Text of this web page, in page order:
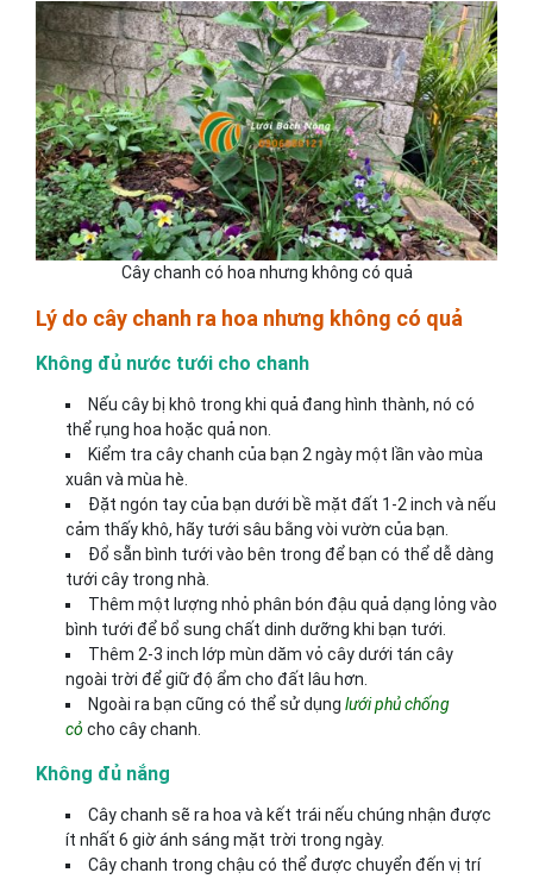
Cây chanh có hoa nhưng không có quả
Lý do cây chanh ra hoa nhưng không có quả
Không đủ nước tưới cho chanh
Nếu cây bị khô trong khi quả đang hình thành, nó có
thể rụng hoa hoặc quả non.
Kiểm tra cây chanh của bạn 2 ngày một lần vào mùa
xuân và mùa hè.
Đặt ngón tay của bạn dưới bề mặt đất 1-2 inch và nếu
cảm thấy khô, hãy tưới sâu bằng vòi vườn của bạn.
Đổ sẵn bình tưới vào bên trong để bạn có thể dễ dàng
tưới cây trong nhà.
Thêm một lượng nhỏ phân bón đậu quả dạng lỏng vào
bình tưới để bổ sung chất dinh dưỡng khi bạn tưới.
Thêm 2-3 inch lớp mùn dăm vỏ cây dưới tán cây
ngoài trời để giữ độ ẩm cho đất lâu hơn.
Ngoài ra bạn cũng có thể sử dụng lưới phủ chống
cỏ cho cây chanh.
Không đủ nắng
Cây chanh sẽ ra hoa và kết trái nếu chúng nhận được
ít nhất 6 giờ ánh sáng mặt trời trong ngày.
Cây chanh trong chậu có thể được chuyển đến vị trí